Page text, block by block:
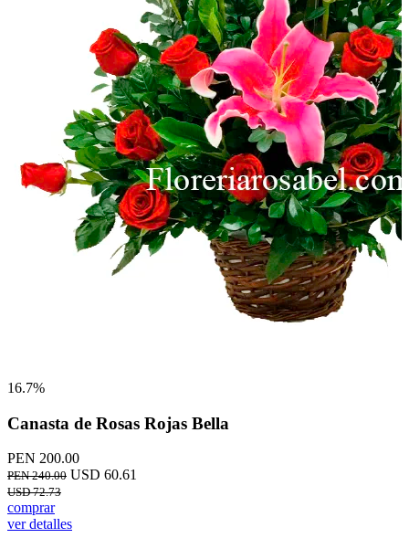
16.7%
Canasta de Rosas Rojas Bella
PEN 200.00
PEN 240.00 USD 60.61
USD 72.73
comprar
ver detalles